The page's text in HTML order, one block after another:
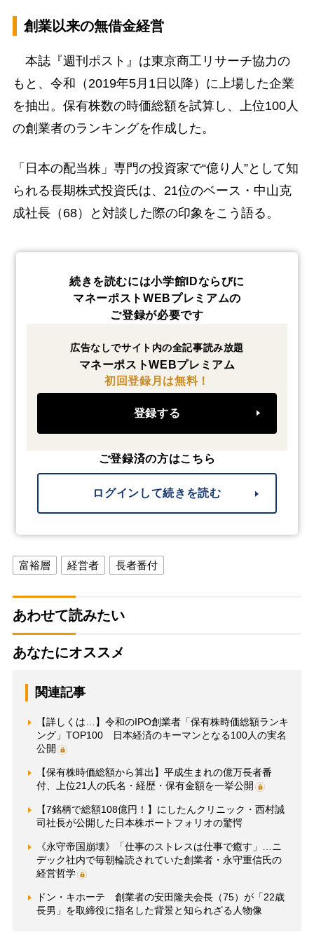
創業以来の無借金経営
本誌『週刊ポスト』は東京商工リサーチ協力の
もと、令和（2019年5月1日以降）に上場した企業
を抽出。保有株数の時価総額を試算し、上位100人
の創業者のランキングを作成した。
「日本の配当株」専門の投資家で“億り人”として知
られる長期株式投資氏は、21位のベース・中山克
成社長（68）と対談した際の印象をこう語る。
続きを読むには小学館IDならびに
マネーポストWEBプレミアムの
ご登録が必要です
広告なしでサイト内の全記事読み放題
マネーポストWEBプレミアム
初回登録月は無料！
登録する
ご登録済の方はこちら
ログインして続きを読む
富裕層 経営者 長者番付
あわせて読みたい
あなたにオススメ
関連記事
【詳しくは…】令和のIPO創業者「保有株時価総額ランキ
ング」TOP100 日本経済のキーマンとなる100人の実名
公開
【保有株時価総額から算出】平成生まれの億万長者番
付、上位21人の氏名・経歴・保有金額を一挙公開
【7銘柄で総額108億円！】にしたんクリニック・西村誠
司社長が公開した日本株ポートフォリオの驚愕
《永守帝国崩壊》「仕事のストレスは仕事で癒す」…ニ
デック社内で毎朝輪読されていた創業者・永守重信氏の
経営哲学
ドン・キホーテ 創業者の安田隆夫会長（75）が「22歳
長男」を取締役に指名した背景と知られざる人物像